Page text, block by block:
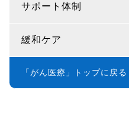
サポート体制
緩和ケア
「がん医療」トップに戻る